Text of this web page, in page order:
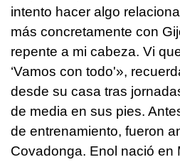
intento hacer algo
más concretamente con
repente a mi cabeza. Vi
‘Vamos con todo'»,
desde su casa tras
de media en sus pies.
de entrenamiento, fueron
Covadonga. Enol nació en